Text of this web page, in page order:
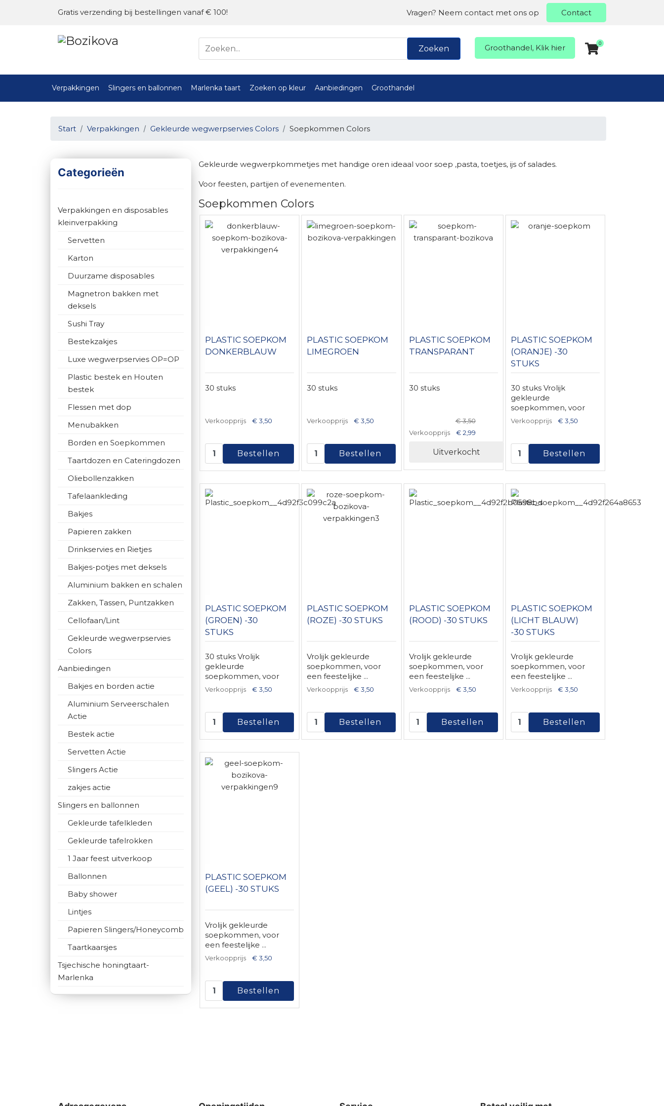
Gratis verzending bij bestellingen vanaf € 100! Vragen? Neem contact met ons op Contact
Zoeken Groothandel, Klik hier 0
Verpakkingen Slingers en ballonnen Marlenka taart Zoeken op kleur Aanbiedingen Groothandel
Start Verpakkingen Gekleurde wegwerpservies Colors Soepkommen Colors
Categorieën
Verpakkingen en disposables
kleinverpakking
Servetten
Karton
Duurzame disposables
Magnetron bakken met
deksels
Sushi Tray
Bestekzakjes
Luxe wegwerpservies OP=OP
Plastic bestek en Houten
bestek
Flessen met dop
Menubakken
Borden en Soepkommen
Taartdozen en Cateringdozen
Oliebollenzakken
Tafelaankleding
Bakjes
Papieren zakken
Drinkservies en Rietjes
Bakjes-potjes met deksels
Aluminium bakken en schalen
Zakken, Tassen, Puntzakken
Cellofaan/Lint
Gekleurde wegwerpservies
Colors
Aanbiedingen
Bakjes en borden actie
Aluminium Serveerschalen
Actie
Bestek actie
Servetten Actie
Slingers Actie
zakjes actie
Slingers en ballonnen
Gekleurde tafelkleden
Gekleurde tafelrokken
1 Jaar feest uitverkoop
Ballonnen
Baby shower
Lintjes
Papieren Slingers/Honeycomb
Taartkaarsjes
Tsjechische honingtaart-
Marlenka
Gekleurde wegwerpkommetjes met handige oren ideaal voor soep ,pasta, toetjes, ijs of salades.
Voor feesten, partijen of evenementen.
Soepkommen Colors
PLASTIC SOEPKOM
DONKERBLAUW
30 stuks
Verkoopprijs € 3,50
PLASTIC SOEPKOM
LIMEGROEN
30 stuks
Verkoopprijs € 3,50
PLASTIC SOEPKOM
TRANSPARANT
30 stuks
€ 3,50
Verkoopprijs
€ 2,99
Uitverkocht
PLASTIC SOEPKOM
(ORANJE) -30
STUKS
30 stuks Vrolijk
gekleurde
soepkommen, voor
een ...
Verkoopprijs € 3,50
PLASTIC SOEPKOM
(GROEN) -30
STUKS
30 stuks Vrolijk
gekleurde
soepkommen, voor
een ...
Verkoopprijs € 3,50
PLASTIC SOEPKOM
(ROZE) -30 STUKS
Vrolijk gekleurde
soepkommen, voor
een feestelijke ...
Verkoopprijs € 3,50
PLASTIC SOEPKOM
(ROOD) -30 STUKS
Vrolijk gekleurde
soepkommen, voor
een feestelijke ...
Verkoopprijs € 3,50
PLASTIC SOEPKOM
(LICHT BLAUW)
-30 STUKS
Vrolijk gekleurde
soepkommen, voor
een feestelijke ...
Verkoopprijs € 3,50
PLASTIC SOEPKOM
(GEEL) -30 STUKS
Vrolijk gekleurde
soepkommen, voor
een feestelijke ...
Verkoopprijs € 3,50